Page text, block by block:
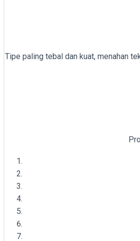
Tipe paling tebal dan kuat, menahan